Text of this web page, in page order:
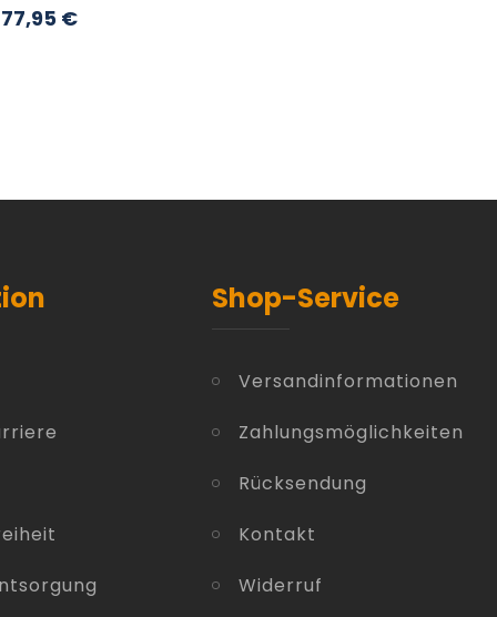
77,95€
Shop-Service
Versandinformationen
Zahlungsmöglichkeiten
Rücksendung
Kontakt
Widerruf